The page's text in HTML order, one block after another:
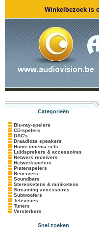
Winkelbezoek is
Categorieën
Blu-ray-spelers
CD-spelers
DAC's
Draadloze speakers
Home cinema sets
Luidsprekers & accessoires
Netwerk receivers
Netwerkspelers
Platenspelers
Receivers
Soundbars
Stereoketens & miniketens
Streaming accessoires
Subwoofers
Televisies
Tuners
Versterkers
Snel zoeken